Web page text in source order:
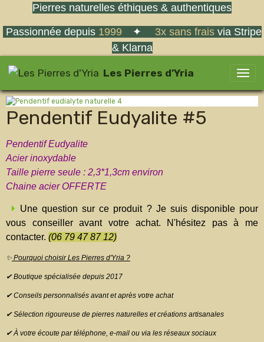
Pierres naturelles éthiques & authentiques
Passionnée depuis 1999 ✦ 3x sans fraisvia Stripe
& Klarna
Les Pierres d'Yria
Pendentif Eudyalite #5
Pendentif Eudyalite
Acier inoxydable
Taille pierre seule : 2,3*1,3cm environ
Chaine acier OFFERTE
Une question sur ce produit ? Je suis disponible pour
vous conseiller avant votre achat. N'hésitez pas à me
contacter. (06 79 47 87 12)
✨Pourquoi choisir Les Pierres d'Yria ?
✔ Boutique spécialisée depuis 2017
✔ Conseils personnalisés avant et après votre achat
✔ Sélection rigoureuse de pierres naturelles et créations artisanales
✔ À votre écoute par téléphone, e-mail ou via les réseaux sociaux